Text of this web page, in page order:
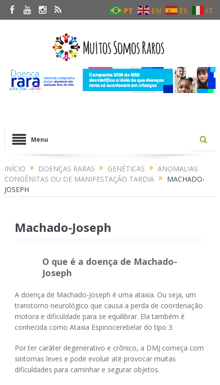
PT EN ES IT
Menu
INÍCIO DOENÇAS RARAS GENÉTICAS
ANOMALIAS
CONGÊNITAS OU DE MANIFESTAÇÃO TARDIA
MACHADO-
JOSEPH
Machado-Joseph
O que é a doença de Machado-
Joseph
A doença de Machado-Joseph é uma ataxia. Ou seja, um
transtorno neurológico que causa a perda de coordenação
motora e dificuldade para se equilibrar. Ela também é
conhecida como Ataxia Espinocerebelar do tipo 3.
Por ter caráter degenerativo e crônico, a DMJ começa com
sintomas leves e pode evoluir até provocar muitas
dificuldades para caminhar e segurar objetos.